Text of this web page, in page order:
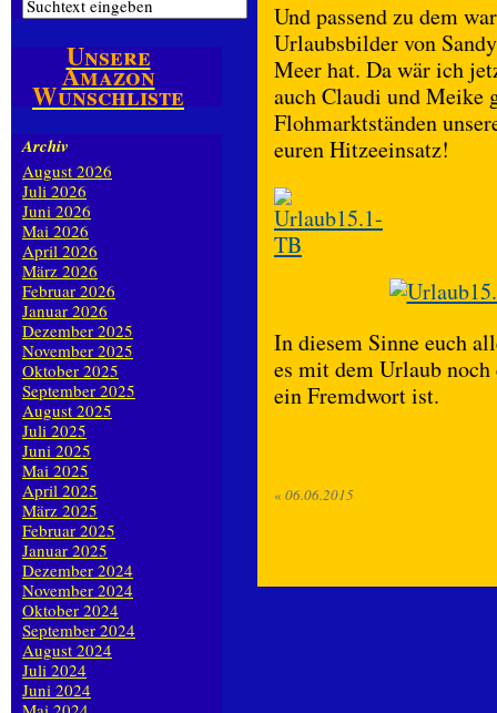
Und passend zu dem
Urlaubsbilder von
Meer hat. Da wär ich
auch Claudi und Meike
Flohmarktständen
euren Hitzeeinsatz!
In diesem Sinne euch
es mit dem Urlaub
ein Fremdwort ist.
« 06.06.2015
Unsere
Amazon
Wunschliste
Archiv
August 2026
Juli 2026
Juni 2026
Mai 2026
April 2026
März 2026
Februar 2026
Januar 2026
Dezember 2025
November 2025
Oktober 2025
September 2025
August 2025
Juli 2025
Juni 2025
Mai 2025
April 2025
März 2025
Februar 2025
Januar 2025
Dezember 2024
November 2024
Oktober 2024
September 2024
August 2024
Juli 2024
Juni 2024